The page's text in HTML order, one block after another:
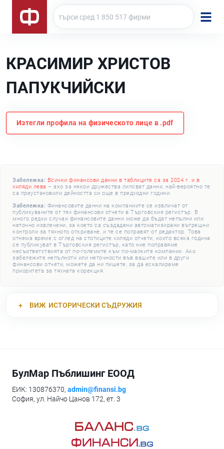
КРАСИМИР ХРИСТОВ
ПАПУКЧИЙСКИ
Изтегли профила на физическото лице в .pdf
Забележка: Всички финансови данни в таблиците са за 2024 г. и в
хиляди лева – ако за някои дружества липсват данни, най-вероятно те
са преустановили дейността си още в предходни години.
Забележка: Финансовите данни на компаниите се извличат от
публикуваните от тях финансови отчети в Търговския регистър. В
много редки случаи финансовите данни може да бъдат непълни или
неточно извлечени, за което са създадени автоматизирани вътрешни
контроли за тяхното откриване, и те се поправят от редактор. Това
отнема време с оглед на стотиците хиляди отчети, които всяка година
се публикуват в Търговския регистър, като ние поправяме
несъответствията от по-големите към по-малките компании. Ако
забележите непълноти или неточности във вашите или в други
финансови отчети, можете да ни пишете, за да ескалираме
приоритета за тяхната корекция.
ВИЖ ИСТОРИЧЕСКИ СЪДРУЖИЯ
БулМар Пъблишинг ЕООД
ЕИК: 130876370, admin@finansi.bg
София, ул. Найчо Цанов 172, ет. 3